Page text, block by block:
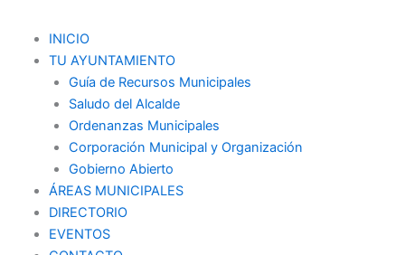
contenido
INICIO
TU AYUNTAMIENTO
Guía de Recursos Municipales
Saludo del Alcalde
Ordenanzas Municipales
Corporación Municipal y Organización
Gobierno Abierto
ÁREAS MUNICIPALES
DIRECTORIO
EVENTOS
Menu